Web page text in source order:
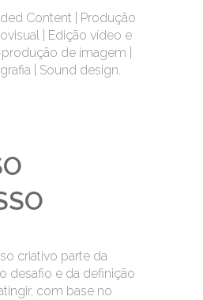
Content | Produção
| Edição vídeo e
de imagem |
| Sound design.
criativo parte da
desafio e da definição
com base no